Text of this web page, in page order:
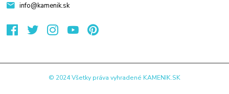
info@kamenik.sk
© 2024 Všetky práva vyhradené KAMENIK.SK